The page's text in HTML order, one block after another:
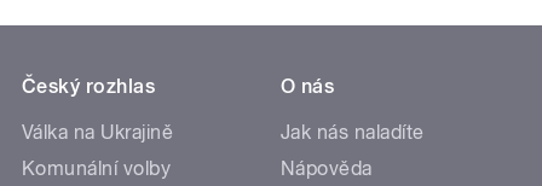
Český rozhlas
Válka na Ukrajině
Komunální volby
O nás
Jak nás naladíte
Nápověda